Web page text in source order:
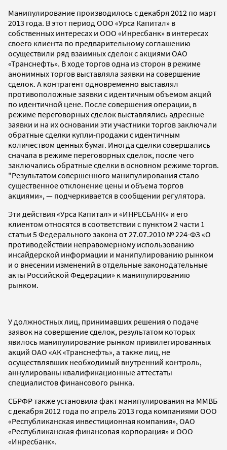
Манипулирование производилось с декабря 2012 по март
2013 года. В этот период ООО «Урса Капитал» в
собственных интересах и ООО «Инресбанк» в интересах
своего клиента по предварительному соглашению
осуществили ряд взаимных сделок с акциями ОАО
«Транснефть». В ходе торгов одна из сторон в режиме
анонимных торгов выставляла заявки на совершение
сделок. А контрагент одновременно выставлял
противоположные заявки с идентичным объемом акций
по идентичной цене. После совершения операции, в
режиме переговорных сделок выставлялись адресные
заявки и на их основании эти участники торгов заключали
обратные сделки купли-продажи с идентичным
количеством ценных бумаг. Иногда сделки совершались
сначала в режиме переговорных сделок, после чего
заключались обратные сделки в основном режиме торгов.
"Результатом совершенного манипулирования стало
существенное отклонение цены и объема торгов
акциями», — подчеркивается в сообщении регулятора.
Эти действия «Урса Капитал» и «ИНРЕСБАНК» и его
клиентом относятся в соответствии с пунктом 2 части 1
статьи 5 Федерального закона от 27.07.2010 № 224-ФЗ «О
противодействии неправомерному использованию
инсайдерской информации и манипулированию рынком
и о внесении изменений в отдельные законодательные
акты Российской Федерации» к манипулированию
рынком.
У должностных лиц, принимавших решения о подаче
заявок на совершение сделок, результатом которых
явилось манипулирование рынком привилегированных
акций ОАО «АК «Транснефть», а также лиц, не
осуществлявших необходимый внутренний контроль,
аннулированы квалификационные аттестаты
специалистов финансового рынка.
СБРФР также установила факт манипулирования на ММВБ
с декабря 2012 года по апрель 2013 года компаниями ООО
«Республиканская инвестиционная компания», ОАО
«Республиканская финансовая корпорация» и ООО
«Инресбанк».